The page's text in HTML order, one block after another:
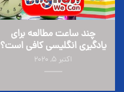
چند ساعت مطالعه برای
یادگیری انگلیسی کافی است؟
اکتبر 5, 2020